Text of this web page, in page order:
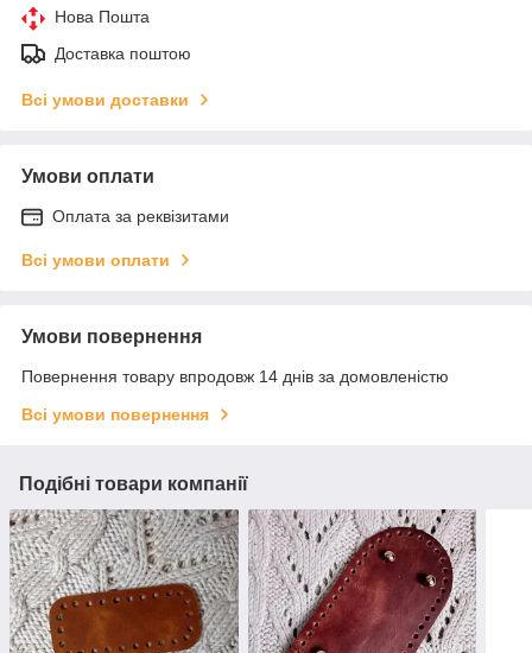
Нова Пошта
Доставка поштою
Всі умови доставки
Умови оплати
Оплата за реквізитами
Всі умови оплати
Умови повернення
Повернення товару впродовж 14 днів за домовленістю
Всі умови повернення
Подібні товари компанії